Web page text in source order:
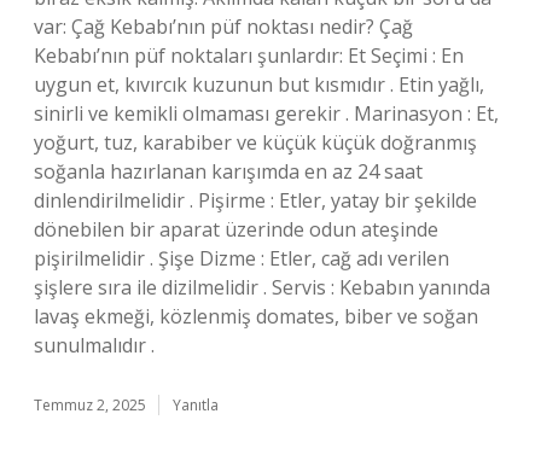
var: Çağ Kebabı’nın püf noktası nedir? Çağ
Kebabı’nın püf noktaları şunlardır: Et Seçimi : En
uygun et, kıvırcık kuzunun but kısmıdır . Etin yağlı,
sinirli ve kemikli olmaması gerekir . Marinasyon : Et,
yoğurt, tuz, karabiber ve küçük küçük doğranmış
soğanla hazırlanan karışımda en az 24 saat
dinlendirilmelidir . Pişirme : Etler, yatay bir şekilde
dönebilen bir aparat üzerinde odun ateşinde
pişirilmelidir . Şişe Dizme : Etler, cağ adı verilen
şişlere sıra ile dizilmelidir . Servis : Kebabın yanında
lavaş ekmeği, közlenmiş domates, biber ve soğan
sunulmalıdır .
Temmuz 2, 2025 Yanıtla